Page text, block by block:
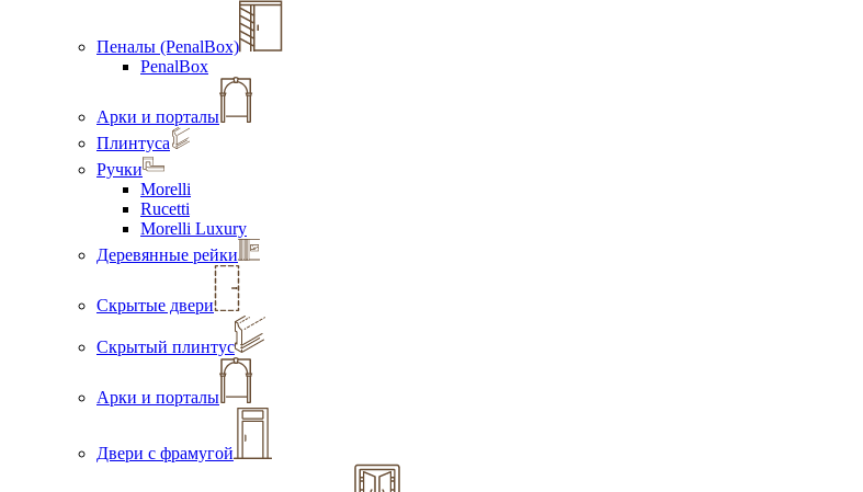
Пеналы (PenalBox)
PenalBox
Арки и порталы
Плинтуса
Ручки
Morelli
Rucetti
Morelli Luxury
Деревянные рейки
Скрытые двери
Скрытый плинтус
Арки и порталы
Двери с фрамугой